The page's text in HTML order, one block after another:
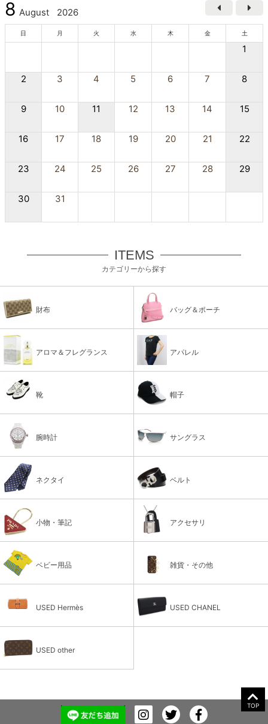
8 August 2026
日 月 火 水 木 金 土
1
2 3 4 5 6 7 8
9 10 11 12 13 14 15
16 17 18 19 20 21 22
23 24 25 26 27 28 29
30 31
ITEMS
カテゴリーから探す
財布 バッグ＆ポーチ
アロマ＆フレグランス アパレル
靴 帽子
腕時計 サングラス
ネクタイ ベルト
小物・筆記 アクセサリ
ベビー用品 雑貨・その他
USED Hermès USED CHANEL
USED other
TOP